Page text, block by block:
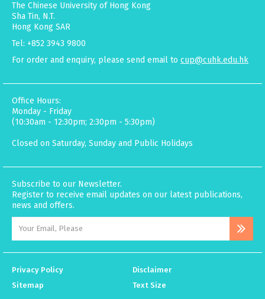
The Chinese University of Hong Kong
Sha Tin, N.T.
Hong Kong SAR
Tel: +852 3943 9800
For order and enquiry, please send email to cup@cuhk.edu.hk
Office Hours:
Monday - Friday
(10:30am - 12:30pm; 2:30pm - 5:30pm)
Closed on Saturday, Sunday and Public Holidays
Subscribe to our Newsletter.
Register to receive email updates on our latest publications,
news and offers.
Privacy Policy
Disclaimer
Sitemap
Text Size